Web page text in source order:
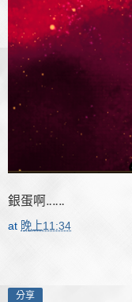
銀蛋啊‥‥‥
at 晚上11:34
分享